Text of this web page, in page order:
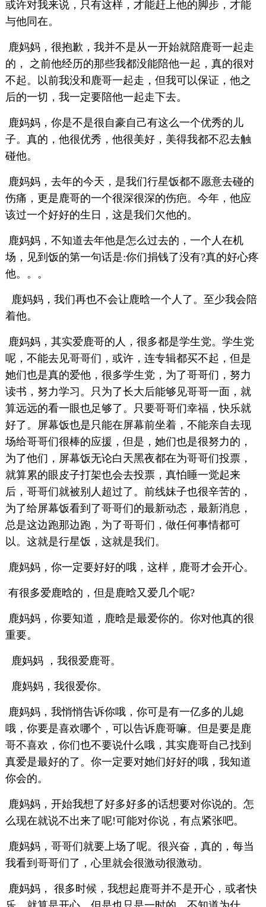
或许对我来说，只有这样，才能赶上他的脚步，才能
与他同在。
鹿妈妈，很抱歉，我并不是从一开始就陪鹿哥一起走
的， 之前他经历的那些我都没能陪他一起，真的很对
不起。以前我没和鹿哥一起走，但我可以保证，他之
后的一切，我一定要陪他一起走下去。
鹿妈妈，你是不是很自豪自己有这么一个优秀的儿
子。真的，他很优秀，他很美好，美得我都不忍去触
碰他。
鹿妈妈，去年的今天，是我们行星饭都不愿意去碰的
伤痛，更是鹿哥的一个很深很深的伤疤。今年，他应
该过一个好好的生日，这是我们欠他的。
鹿妈妈，不知道去年他是怎么过去的，一个人在机
场，见到饭的第一句话是:你们捐钱了没有?真的好心疼
他。。。
鹿妈妈，我们再也不会让鹿晗一个人了。至少我会陪
着他。
鹿妈妈，其实爱鹿哥的人，很多都是学生党。学生党
呢，不能去见哥哥们，或许，连专辑都买不起，但是
她们也是真的爱他，很多学生党，为了哥哥们，努力
读书，努力学习。只为了长大后能够见哥哥一面，就
算远远的看一眼也足够了。只要哥哥们幸福，快乐就
好了。屏幕饭也是只能在屏幕前坐着，不能亲自去现
场给哥哥们很棒的应援，但是，她们也是很努力的，
为了他们，屏幕饭无论白天黑夜都在为哥哥们投票，
就算累的眼皮子打架也会去投票，真怕睡一觉起来
后，哥哥们就被别人超过了。前线妹子也很辛苦的，
为了给屏幕饭看到了哥哥们的最新动态，最新消息，
总是这边跑那边跑，为了哥哥们，做任何事情都可
以。这就是行星饭，这就是我们。
鹿妈妈，你一定要好好的哦，这样，鹿哥才会开心。
有很多爱鹿晗的，但是鹿晗又爱几个呢?
鹿妈妈，你要知道，鹿晗是最爱你的。你对他真的很
重要。
鹿妈妈 ，我很爱鹿哥。
鹿妈妈，我很爱你。
鹿妈妈，我悄悄告诉你哦，你可是有一亿多的儿媳
哦，你要是喜欢哪个，可以告诉鹿哥嘛。但是要是鹿
哥不喜欢，你们也不要说什么哦，其实鹿哥自己找到
真爱是最好的了。你一定要对她们好好的哦，我知道
你会的。
鹿妈妈，开始我想了好多好多的话想要对你说的。怎
么现在就说不出来了呢!可能对你说，有点紧张吧。
鹿妈妈，哥哥们就要上场了呢。很兴奋，真的，每当
我看到哥哥们了，心里就会很激动很激动。
鹿妈妈， 很多时候，我想起鹿哥并不是开心，或者快